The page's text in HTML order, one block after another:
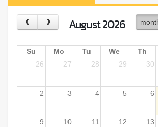
August 2026
Su Mo Tu We Th
26
27 28 29 30
2 3 4 5 6
9 10 11 12 13